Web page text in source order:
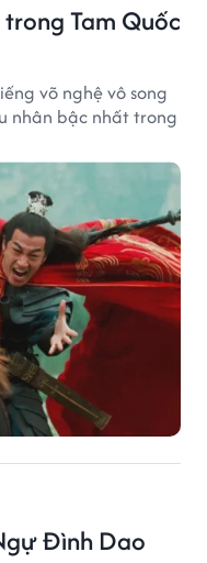
Tam Quốc
võ nghệ vô song
nhân bậc nhất trong
Đình Dao